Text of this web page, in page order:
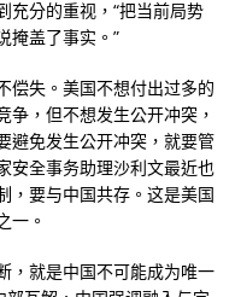
充分的重视，“把当前局势
掩盖了事实。”
偿失。美国不想付出过多的
争，但不想发生公开冲突，
避免发生公开冲突，就要管
安全事务助理沙利文最近也
，要与中国共存。这是美国
一。
，就是中国不可能成为唯一